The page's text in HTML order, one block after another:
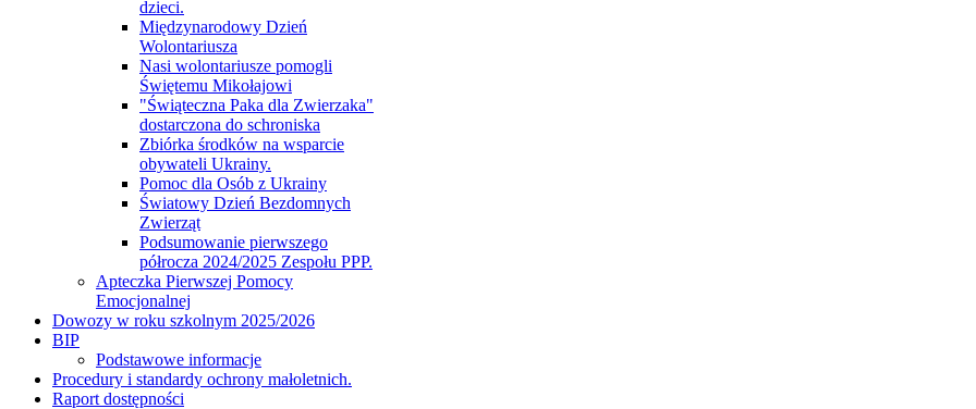
dzieci.
Międzynarodowy Dzień
Wolontariusza
Nasi wolontariusze pomogli
Świętemu Mikołajowi
"Świąteczna Paka dla Zwierzaka"
dostarczona do schroniska
Zbiórka środków na wsparcie
obywateli Ukrainy.
Pomoc dla Osób z Ukrainy
Światowy Dzień Bezdomnych
Zwierząt
Podsumowanie pierwszego
półrocza 2024/2025 Zespołu PPP.
Apteczka Pierwszej Pomocy
Emocjonalnej
Dowozy w roku szkolnym 2025/2026
BIP
Podstawowe informacje
Procedury i standardy ochrony małoletnich.
Raport dostępności